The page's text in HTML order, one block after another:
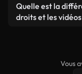
que produit
prêtes à l'emploi.
Oui. Vous
remixer nos
Quelle est la
droits et les
résolution 4K et
Vous